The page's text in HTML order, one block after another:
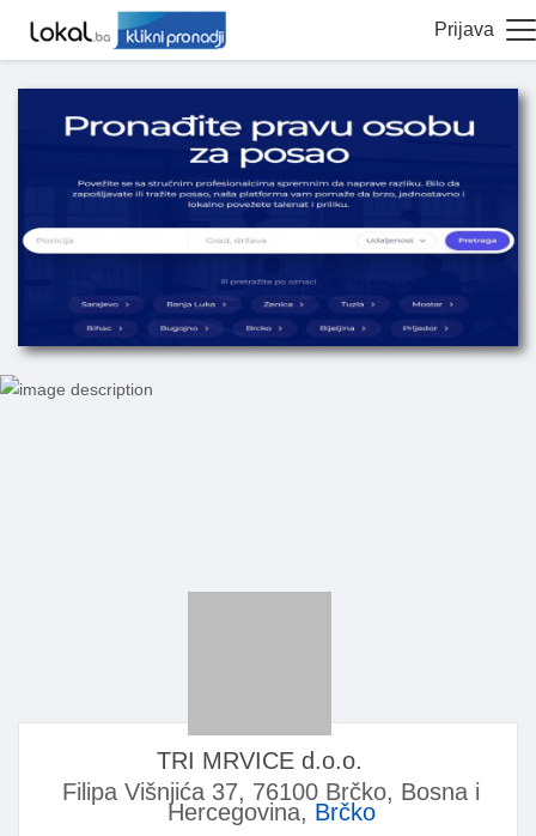
Prijava
TRI MRVICE d.o.o.
Filipa Višnjića 37, 76100 Brčko, Bosna i
Hercegovina, Brčko